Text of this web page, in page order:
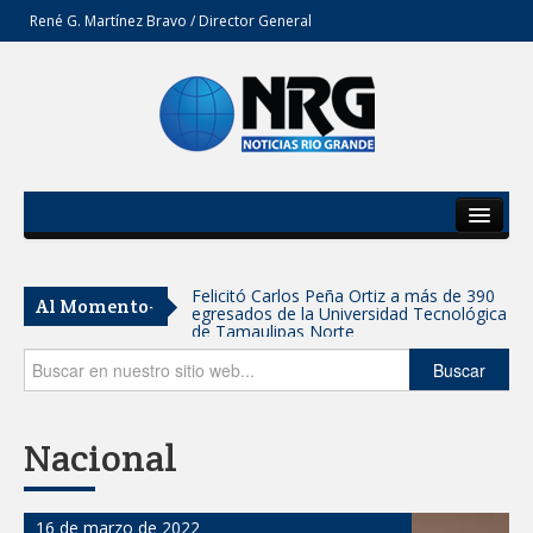
René G. Martínez Bravo / Director General
Del Estado
Secciones
Opinión
Al Momento- GOBIERNO DE CARMEN LILIA
CANTUROSAS INVIERTE EN
INFRAESTRUCTURA HÍDRICA PARA
GARANTIZAR UN MEJOR SERVICIO DE
AGUA POTABLE
Facilita DIF Tamaulipas trámite de
REFERENTE DE ENERGÍA LIMPIA EN
TAMAULIPAS
Buscar
Nacional
16 de marzo de 2022